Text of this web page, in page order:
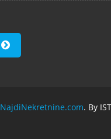
NajdiNekretnine.com. By IST